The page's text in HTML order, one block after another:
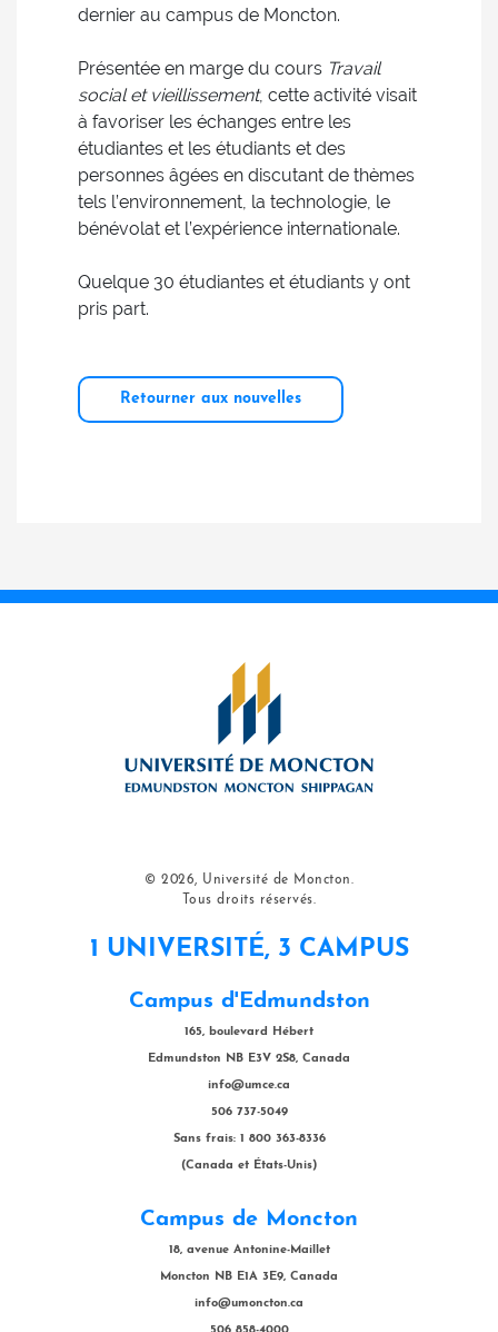
dernier au campus de Moncton.
Présentée en marge du cours Travail
social et vieillissement, cette activité visait
à favoriser les échanges entre les
étudiantes et les étudiants et des
personnes âgées en discutant de thèmes
tels l’environnement, la technologie, le
bénévolat et l’expérience internationale.
Quelque 30 étudiantes et étudiants y ont
pris part.
Retourner aux nouvelles
© 2026, Université de Moncton.
Tous droits réservés.
1 UNIVERSITÉ, 3 CAMPUS
Campus d'Edmundston
165, boulevard Hébert
Edmundston NB E3V 2S8, Canada
info@umce.ca
506 737-5049
Sans frais: 1 800 363-8336
(Canada et États-Unis)
Campus de Moncton
18, avenue Antonine-Maillet
Moncton NB E1A 3E9, Canada
info@umoncton.ca